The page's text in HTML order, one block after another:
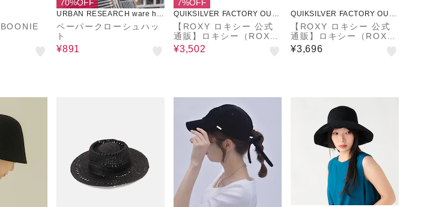
70%OFF
URBAN RESEARCH ware ho
use
ペーパークローシュハッ
ト
¥891
7%OFF
QUIKSILVER FACTORY OUTL
ET STORE
【ROXY ロキシー 公式
通販】ロキシー（ROX
Y）【OUTLET】Roxy S
IEMPRE SUMMER
¥3,502
QUIKSILVER FACTORY OUTL
ET STORE
【ROXY ロキシー 公式
通販】ロキシー（ROX
Y）【OUTLET】Roxy L
IVED IN DENIM HAT ウ
¥3,696